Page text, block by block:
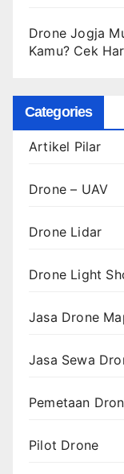
Drone Jogja
Kamu? Cek
Categories
Artikel Pilar
Drone – UAV
Drone Lidar
Drone Light
Jasa Drone
Jasa Sewa
Pemetaan
Pilot Drone